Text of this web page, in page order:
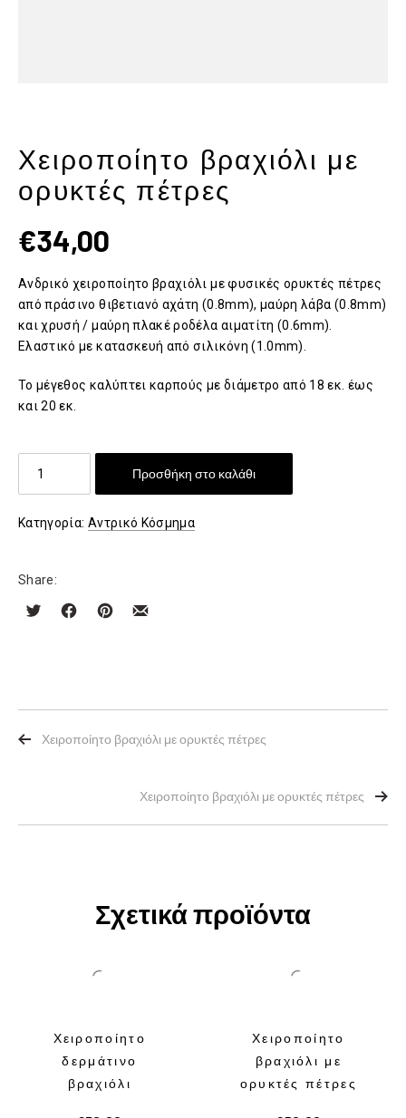
Χειροποίητο βραχιόλι με
ορυκτές πέτρες
€34,00
Ανδρικό χειροποίητο βραχιόλι με φυσικές ορυκτές πέτρες
από πράσινο θιβετιανό αχάτη (0.8mm), μαύρη λάβα (0.8mm)
και χρυσή / μαύρη πλακέ ροδέλα αιματίτη (0.6mm).
Ελαστικό με κατασκευή από σιλικόνη (1.0mm).
Το μέγεθoς καλύπτει καρπούς με διάμετρο από 18 εκ. έως
και 20 εκ.
βραχιόλι
ορυκτές
Προσθήκη στο καλάθι
Κατηγορία: Αντρικό Κόσμημα
Share:
Χειροποίητο βραχιόλι με ορυκτές πέτρες
Χειροποίητο βραχιόλι με ορυκτές πέτρες
Σχετικά προϊόντα
Χειροποίητο
δερμάτινο
βραχιόλι
Χειροποίητο
βραχιόλι με
ορυκτές πέτρες